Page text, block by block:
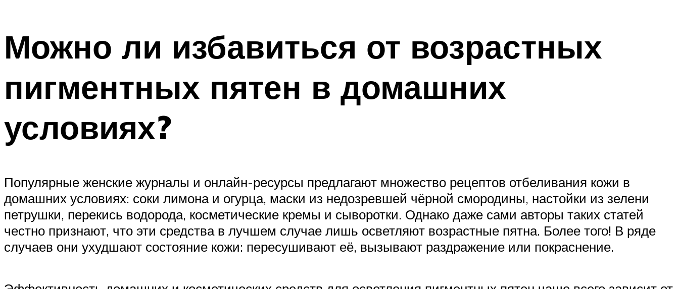
Можно ли избавиться от возрастных
пигментных пятен в домашних
условиях?
Популярные женские журналы и онлайн-ресурсы предлагают множество рецептов отбеливания кожи в
домашних условиях: соки лимона и огурца, маски из недозревшей чёрной смородины, настойки из зелени
петрушки, перекись водорода, косметические кремы и сыворотки. Однако даже сами авторы таких статей
честно признают, что эти средства в лучшем случае лишь осветляют возрастные пятна. Более того! В ряде
случаев они ухудшают состояние кожи: пересушивают её, вызывают раздражение или покраснение.